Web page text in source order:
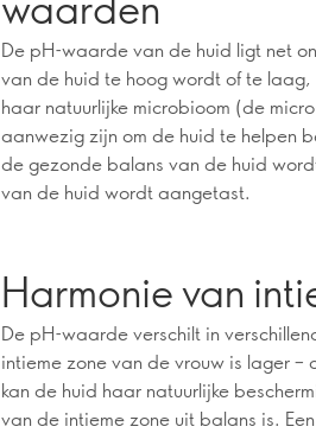
De pH-waarde van de huid ligt net
van de huid te hoog wordt of te
haar natuurlijke microbioom (de
aanwezig zijn om de huid te helpen
de gezonde balans van de huid
van de huid wordt aangetast.
Harmonie van
De pH-waarde verschilt in
intieme zone van de vrouw is lager
kan de huid haar natuurlijke
van de intieme zone uit balans is.